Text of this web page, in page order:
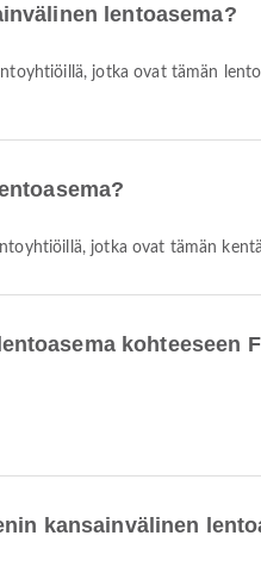
lentoasema?
jotka ovat tämän
jotka ovat tämän
kohteeseen
kansainvälinen